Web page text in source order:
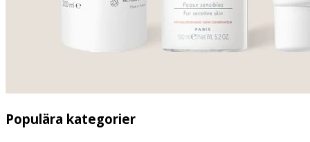
Populära kategorier